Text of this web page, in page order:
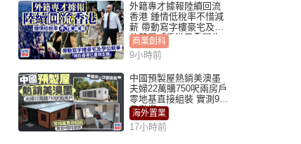
外籍專才據報陸續回流
香港 鍾情低稅率不惜減
薪 帶動寫字樓豪宅及學
位競爭「香港已重現生
機」
商業創科
9小時前
中國預製屋熱銷美澳墨
夫婦22萬購750呎兩房戶
零地基直接組裝 實測9個
月激讚
海外置業
17小時前